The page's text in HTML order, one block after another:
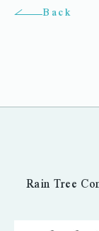
Back
Rain Tree